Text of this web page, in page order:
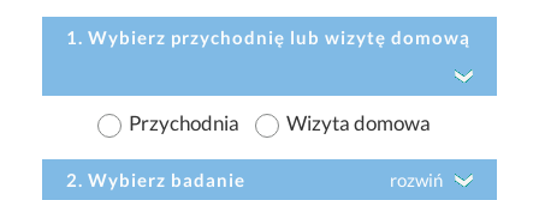
1. Wybierz przychodnię lub wizytę domową
Przychodnia Wizyta domowa
2. Wybierz badanie
rozwiń